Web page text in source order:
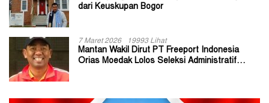
dari Keuskupan Bogor
7 Maret 2026 19993 Lihat
Mantan Wakil Dirut PT Freeport Indonesia
Orias Moedak Lolos Seleksi Administratif